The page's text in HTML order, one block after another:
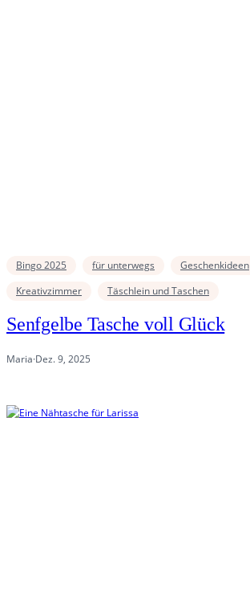
Bingo 2025 für unterwegs
Geschenkideen
Kreativzimmer
Täschlein und Taschen
Senfgelbe Tasche voll Glück
Maria·Dez. 9, 2025